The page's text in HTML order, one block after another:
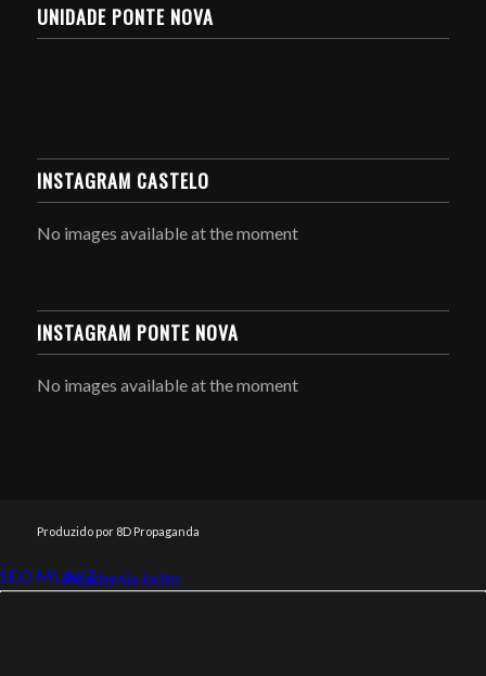
UNIDADE PONTE NOVA
INSTAGRAM CASTELO
No images available at the moment
INSTAGRAM PONTE NOVA
No images available at the moment
Produzido por 8D Propaganda
SEO MUNIZ
Link112Academia êxito